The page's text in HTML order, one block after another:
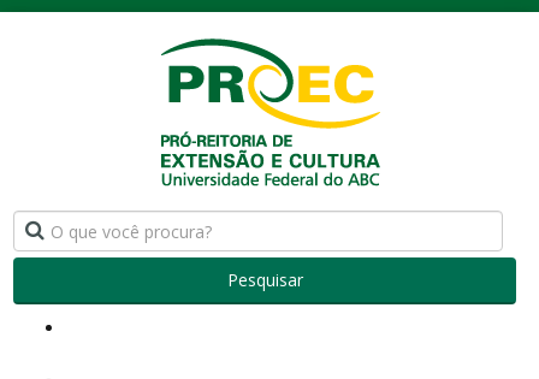
Pesquisar